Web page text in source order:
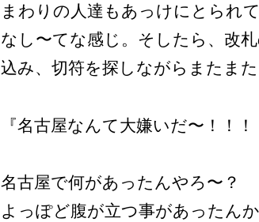
まわりの人達もあっけにとられ
なし〜てな感じ。そしたら、改
込み、切符を探しながらまたまた
『名古屋なんて大嫌いだ〜！！！
名古屋で何があったんやろ〜？
よっぽど腹が立つ事があったん